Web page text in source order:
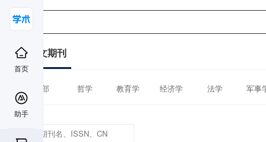
首页
助手
中文期刊
全部 哲学 教育学 经济学 法学 军事